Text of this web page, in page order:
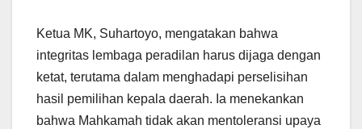
Ketua MK, Suhartoyo, mengatakan bahwa
integritas lembaga peradilan harus dijaga dengan
ketat, terutama dalam menghadapi perselisihan
hasil pemilihan kepala daerah. Ia menekankan
bahwa Mahkamah tidak akan mentoleransi upaya